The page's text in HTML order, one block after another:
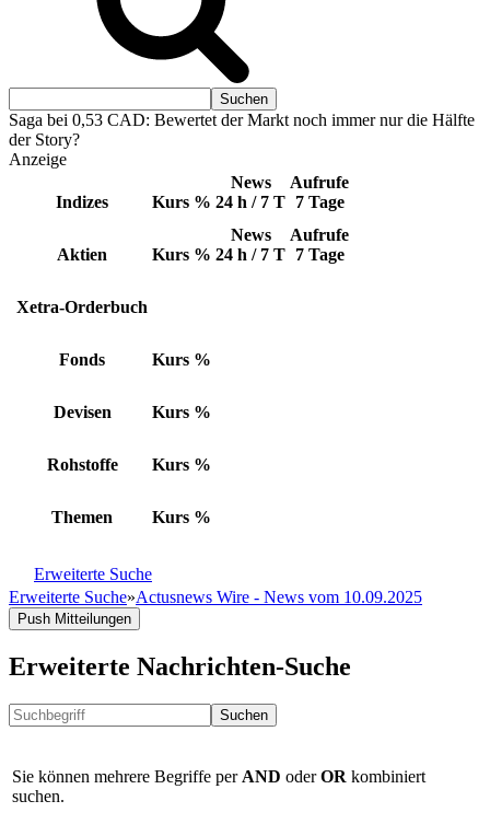
Saga bei 0,53 CAD: Bewertet der Markt noch immer nur die Hälfte
der Story?
Anzeige
Indizes Kurs %
News
24 h / 7 T
Aufrufe
7 Tage
Aktien Kurs %
News
24 h / 7 T
Aufrufe
7 Tage
Xetra-Orderbuch
Fonds Kurs %
Devisen Kurs %
Rohstoffe Kurs %
Themen Kurs %
Erweiterte Suche
Erweiterte Suche»Actusnews Wire - News vom 10.09.2025
Push Mitteilungen
Erweiterte Nachrichten-Suche
Suchen
Sie können mehrere Begriffe per AND oderOR kombiniert
suchen.